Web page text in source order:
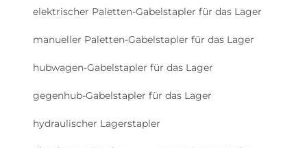
elektrischer Paletten-Gabelstapler für das Lager
manueller Paletten-Gabelstapler für das Lager
hubwagen-Gabelstapler für das Lager
gegenhub-Gabelstapler für das Lager
hydraulischer Lagerstapler